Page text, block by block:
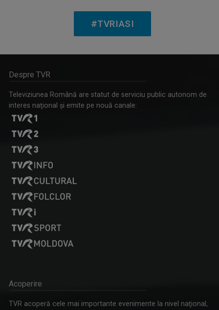
MAŞINA TIMPULUI
Un calendar al evenimentelor zilei
MARGA ANDREESCU
A început să lucreze la TVR Iaşi în 1998 în ...
Prezintă emisiunea Arena.
#TVRIASI
Despre TVR
Televiziunea Română are statut de serviciu public autonom de
interes naţional şi emite pe nouă canale:
Acoperire
TVR acoperă cele mai importante evenimente la nivel naţional,